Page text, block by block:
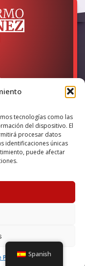
tecnologías como las
del dispositivo. El
procesar datos
identificaciones únicas
puede afectar
Privacidad
Kit Digital y lo ha
– NextGeneration EU
reservados |
Spanish